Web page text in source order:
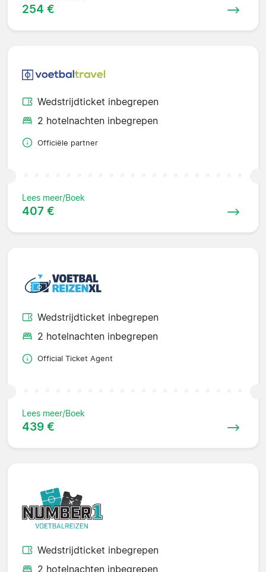
254 €
Wedstrijdticket inbegrepen
2 hotelnachten inbegrepen
Officiële partner
Lees meer/Boek
407 €
Wedstrijdticket inbegrepen
2 hotelnachten inbegrepen
Official Ticket Agent
Lees meer/Boek
439 €
Wedstrijdticket inbegrepen
2 hotelnachten inbegrepen